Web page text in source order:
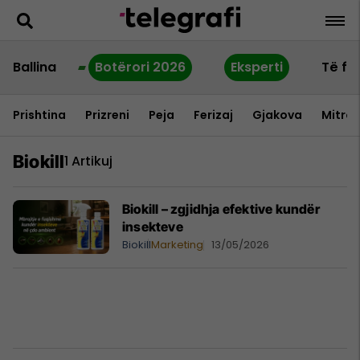
Ballina Botërori 2026 Eksperti Të
Prishtina Prizreni Peja Ferizaj Gjakova
Biokill1 Artikuj
Biokill – zgjidhja efektive kundër
insekteve
BiokillMarketing 13/05/2026